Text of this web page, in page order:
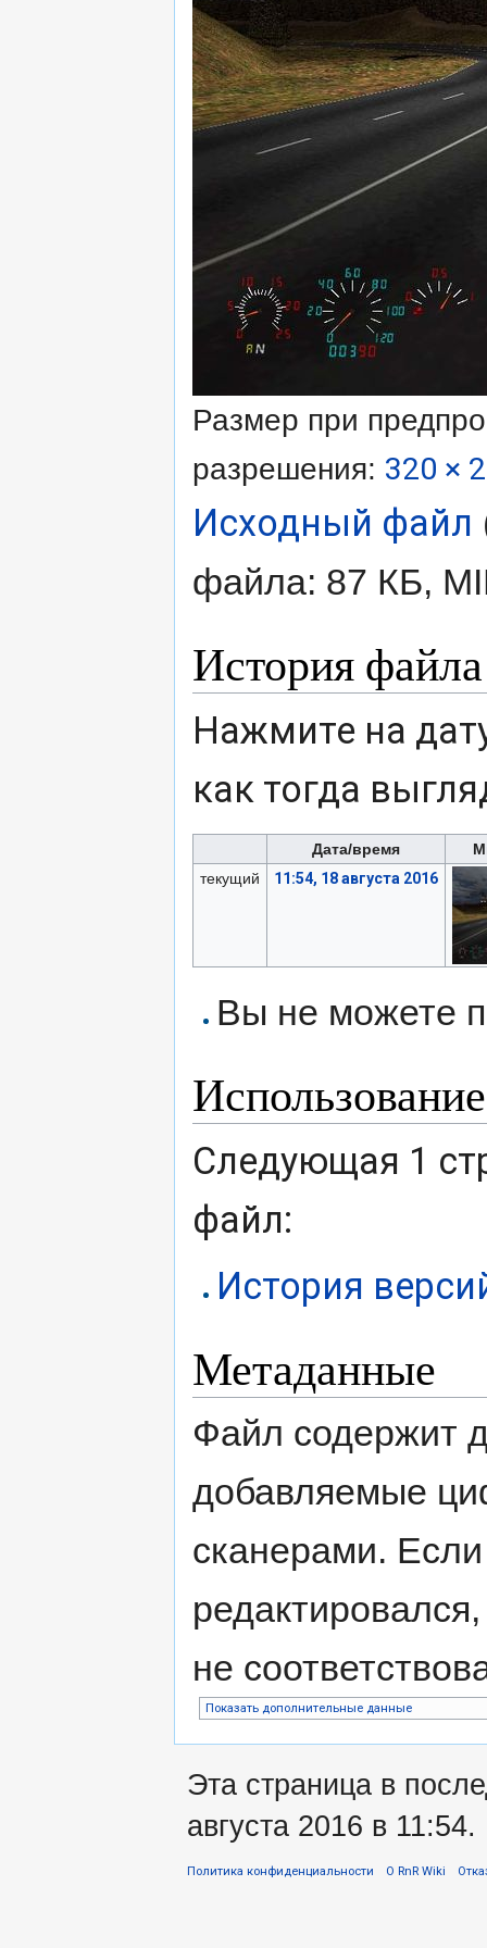
Размер при
разрешения: 320 ×
Исходный файл
файла: 87 КБ,
История файла
Нажмите на
как тогда
Дата/время
текущий
11:54, 18 августа 2016
Вы не можете
Следующая 1
файл:
История
Метаданные
Файл содержит
добавляемые
сканерами.
не
Показать дополнительные данные
Эта страница в
августа 2016 в 11:54.
Политика конфиденциальности О RnR Wiki